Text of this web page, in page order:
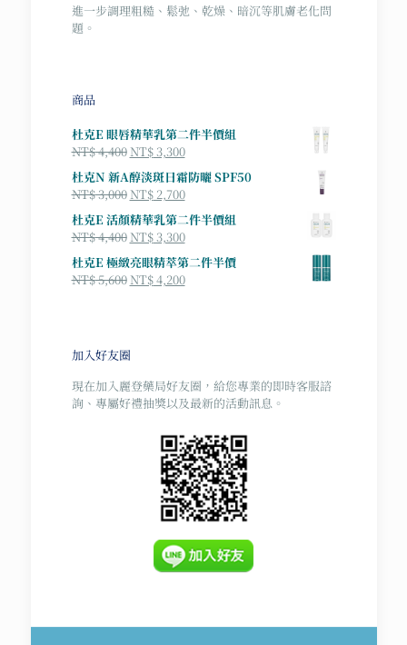
進一步調理粗糙、鬆弛、乾燥、暗沉等肌膚老化問
題。
商品
杜克E 眼唇精華乳第二件半價組
NT$4,400原
價
格：
NT$ 4,400。
NT$3,300目
價
格：
NT$ 3,300。
杜克N 新A醇淡斑日霜防曬 SPF50
NT$3,000原
價
格：
NT$ 3,000。
NT$2,700目
價
格：
NT$ 2,700。
杜克E 活顏精華乳第二件半價組
NT$4,400原
始
價
格：
NT$3,300目
價
格：
杜克E 極緻亮眼精萃第二件半價
NT$5,600原
NT$ 5,600。
NT$4,200目
加入好友圈
現在加入麗登藥局好友圈，給您專業的即時客服諮
詢、專屬好禮抽獎以及最新的活動訊息。